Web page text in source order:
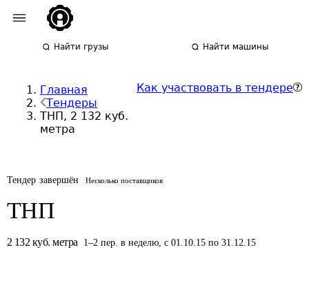
Найти грузы Найти машины
Главная
Тендеры
ТНП, 2 132 куб.
метра
Как участвовать в тендере
Тендер завершён Несколько поставщиков
ТНП
2 132 куб. метра 1–2 пер. в неделю, с 01.10.15 по 31.12.15